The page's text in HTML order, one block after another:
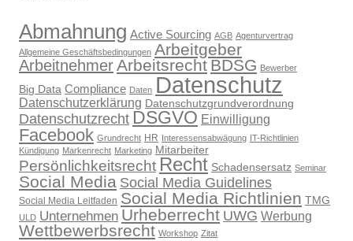
Abmahnung Active Sourcing AGB Agenturvertrag
Allgemeine Geschäftsbedingungen Arbeitgeber
ArbeitnehmerArbeitsrecht BDSG Bewerber
Big Data Compliance Daten Datenschutz
Datenschutzerklärung Datenschutzgrundverordnung
Datenschutzrecht DSGVO Einwilligung
Facebook Grundrecht HR Interessensabwägung IT-Richtlinien
Kündigung Markenrecht Marketing Mitarbeiter
Persönlichkeitsrecht Recht Schadensersatz Seminar
Social Media Social Media Guidelines
Social Media Leitfaden Social Media Richtlinien TMG
ULD Unternehmen Urheberrecht UWG Werbung
Wettbewerbsrecht Workshop Zitat